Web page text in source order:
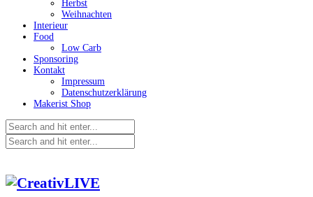
Herbst
Weihnachten
Interieur
Food
Low Carb
Sponsoring
Kontakt
Impressum
Datenschutzerklärung
Makerist Shop